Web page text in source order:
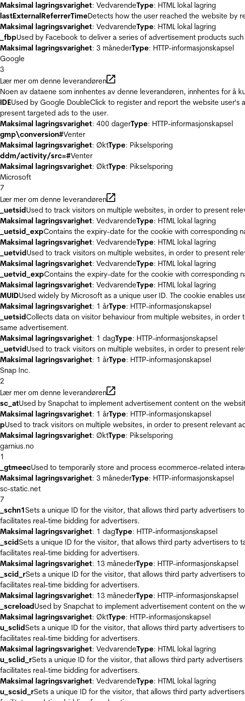
Maksimal lagringsvarighet: VedvarendeType: HTML lokal lagring
lastExternalReferrerTimeDetects how the user reached the website by
Maksimal lagringsvarighet: VedvarendeType: HTML lokal lagring
_fbpUsed by Facebook to deliver a series of advertisement products
Maksimal lagringsvarighet: 3 månederType: HTTP-informasjonskapsel
Google
3
Lær mer om denne leverandøren
Noen av dataene som innhentes av denne leverandøren, innhentes for å
IDEUsed by Google DoubleClick to register and report the website
present targeted ads to the user.
Maksimal lagringsvarighet: 400 dagerType: HTTP-informasjonskapsel
gmp\conversion#Venter
Maksimal lagringsvarighet: ØktType: Pikselsporing
ddm/activity/src=#Venter
Maksimal lagringsvarighet: ØktType: Pikselsporing
Microsoft
7
Lær mer om denne leverandøren
_uetsidUsed to track visitors on multiple websites, in order to present
Maksimal lagringsvarighet: VedvarendeType: HTML lokal lagring
_uetsid_expContains the expiry-date for the cookie with corresponding
Maksimal lagringsvarighet: VedvarendeType: HTML lokal lagring
_uetvidUsed to track visitors on multiple websites, in order to present
Maksimal lagringsvarighet: VedvarendeType: HTML lokal lagring
_uetvid_expContains the expiry-date for the cookie with corresponding
Maksimal lagringsvarighet: VedvarendeType: HTML lokal lagring
MUIDUsed widely by Microsoft as a unique user ID. The cookie enables
Maksimal lagringsvarighet: 1 årType: HTTP-informasjonskapsel
_uetsidCollects data on visitor behaviour from multiple websites, in
same advertisement.
Maksimal lagringsvarighet: 1 dagType: HTTP-informasjonskapsel
_uetvidUsed to track visitors on multiple websites, in order to present
Maksimal lagringsvarighet: 1 årType: HTTP-informasjonskapsel
Snap Inc.
2
Lær mer om denne leverandøren
sc_atUsed by Snapchat to implement advertisement content on the
Maksimal lagringsvarighet: 1 årType: HTTP-informasjonskapsel
pUsed to track visitors on multiple websites, in order to present relevant
Maksimal lagringsvarighet: ØktType: Pikselsporing
garnius.no
1
_gtmeecUsed to temporarily store and process ecommerce-related
Maksimal lagringsvarighet: 3 månederType: HTTP-informasjonskapsel
sc-static.net
7
_schn1Sets a unique ID for the visitor, that allows third party advertisers
facilitates real-time bidding for advertisers.
Maksimal lagringsvarighet: 1 dagType: HTTP-informasjonskapsel
_scidSets a unique ID for the visitor, that allows third party advertisers
facilitates real-time bidding for advertisers.
Maksimal lagringsvarighet: 13 månederType: HTTP-informasjonskapsel
_scid_rSets a unique ID for the visitor, that allows third party advertisers
facilitates real-time bidding for advertisers.
Maksimal lagringsvarighet: 13 månederType: HTTP-informasjonskapsel
_screloadUsed by Snapchat to implement advertisement content on
Maksimal lagringsvarighet: ØktType: HTTP-informasjonskapsel
u_sclidSets a unique ID for the visitor, that allows third party advertisers
facilitates real-time bidding for advertisers.
Maksimal lagringsvarighet: VedvarendeType: HTML lokal lagring
u_sclid_rSets a unique ID for the visitor, that allows third party
facilitates real-time bidding for advertisers.
Maksimal lagringsvarighet: VedvarendeType: HTML lokal lagring
u_scsid_rSets a unique ID for the visitor, that allows third party